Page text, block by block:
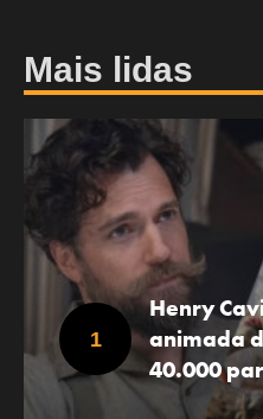
Mais lidas
Henry
animada
40.000